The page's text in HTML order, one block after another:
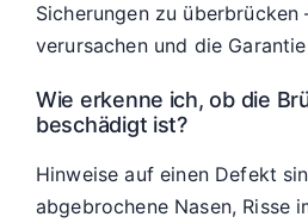
Sicherungen zu überbrücken
verursachen und die
Wie erkenne ich, ob die
beschädigt ist?
Hinweise auf einen Defekt
abgebrochene Nasen, Risse